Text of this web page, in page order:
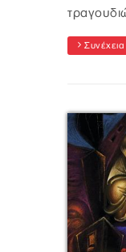
Συνέχεια